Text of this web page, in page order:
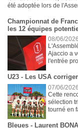
été adoptée lors de
Championnat de
les 12 équipes
08/06/
Ajaccio a
l'entrée
U23 - Les USA
07/06/
Cette
sélection
tourné en
Bleues - Laurent